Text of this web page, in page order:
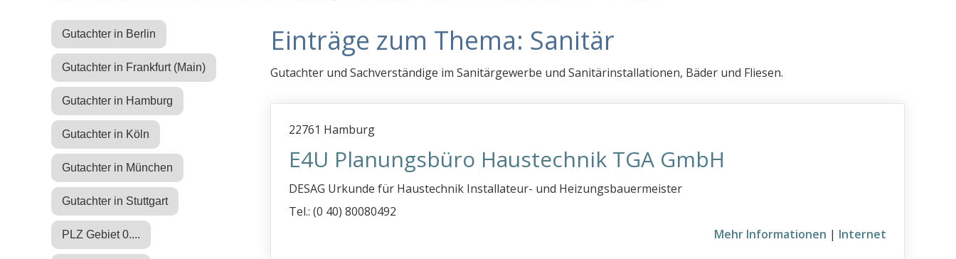
Gutachter in Berlin
Gutachter in Frankfurt (Main)
Gutachter in Hamburg
Gutachter in Köln
Gutachter in München
Gutachter in Stuttgart
PLZ Gebiet 0....
Einträge zum Thema: Sanitär
Gutachter und Sachverständige im Sanitärgewerbe und Sanitärinstallationen, Bäder und Fliesen.
22761 Hamburg
E4U Planungsbüro Haustechnik TGA GmbH
DESAG Urkunde für Haustechnik Installateur- und Heizungsbauermeister
Tel.: (0 40) 80080492
Mehr Informationen | Internet